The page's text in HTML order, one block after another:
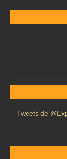
Tweets de